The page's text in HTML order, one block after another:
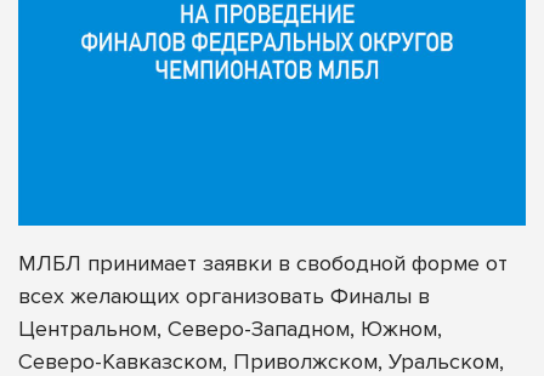
МЛБЛ принимает заявки в свободной форме от
всех желающих организовать Финалы в
Центральном, Северо-Западном, Южном,
Северо-Кавказском, Приволжском, Уральском,